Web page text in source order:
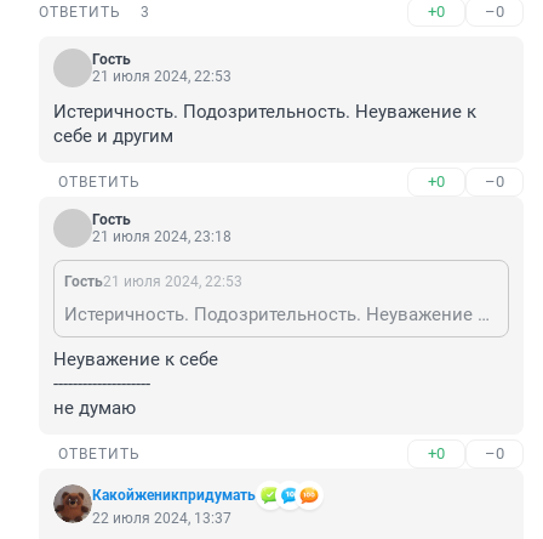
ОТВЕТИТЬ 3 +0 –0
Гость
21 июля 2024, 22:53
Истеричность. Подозрительность. Неуважение к
себе и другим
ОТВЕТИТЬ +0 –0
Гость
21 июля 2024, 23:18
Гость21 июля 2024, 22:53
Истеричность. Подозрительность. Неуважение к себе и другим
Неуважение к себе
--------------------
не думаю
ОТВЕТИТЬ +0 –0
Какойженикпридумать
22 июля 2024, 13:37